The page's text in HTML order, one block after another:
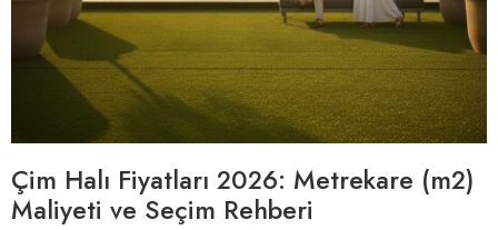
Çim Halı Fiyatları 2026: Metrekare (m2)
Maliyeti ve Seçim Rehberi